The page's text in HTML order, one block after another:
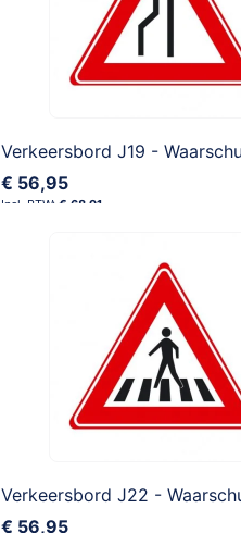
€ 56,95
€ 68,91
€ 56,95